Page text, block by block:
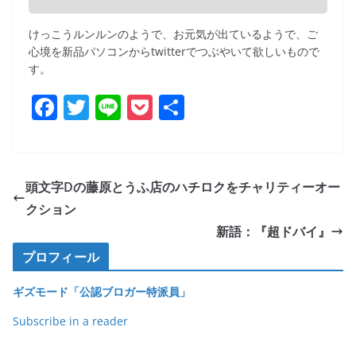
けっこうルンルンのようで、お元気が出ているようで、ご
心境を新品パソコンからtwitterでつぶやいて欲しいもので
す。
F
e
b
o
o
k
T
er
Li P
et
頭文字Dの藤原とうふ店のハチロクをチャリティーオー
クション
新語：『超ドバイ』
プロフィール
ギズモード「公認ブロガー特派員」
Subscribe in a reader